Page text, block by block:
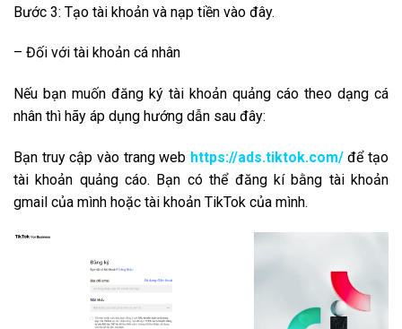
Bước 3: Tạo tài khoản và nạp tiền vào đây.
– Đối với tài khoản cá nhân
Nếu bạn muốn đăng ký tài khoản quảng cáo theo dạng cá
nhân thì hãy áp dụng hướng dẫn sau đây:
Bạn truy cập vào trang web https://ads.tiktok.com/để tạo
tài khoản quảng cáo. Bạn có thể đăng kí bằng tài khoản
gmail của mình hoặc tài khoản TikTok của mình.